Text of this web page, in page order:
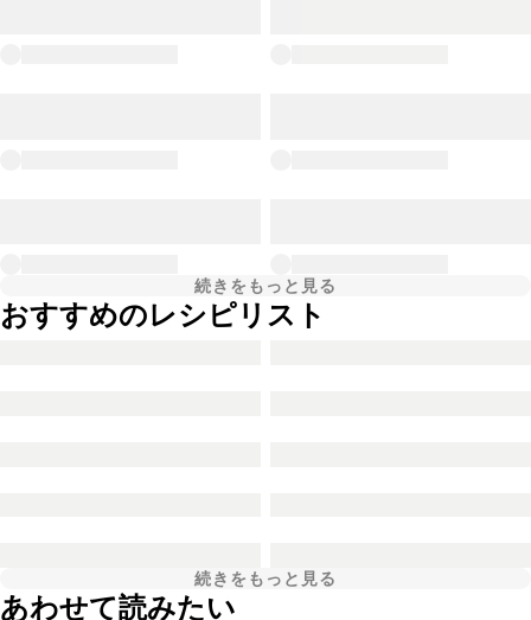
続きをもっと見る
おすすめのレシピリスト
続きをもっと見る
あわせて読みたい